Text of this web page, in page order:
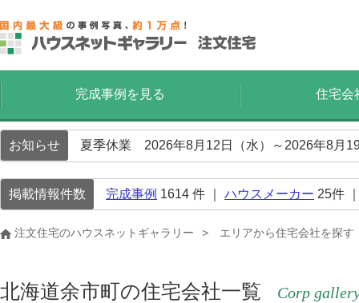
完成事例を見る 住宅会
お知らせ 夏季休業 2026年8月12日（水）～2026年8月
掲載情報件数 完成事例 1614 件 ｜ ハウスメーカー 25件
注文住宅のハウスネットギャラリー エリアから住宅会社を探す
北海道余市町の住宅会社一覧 Corp